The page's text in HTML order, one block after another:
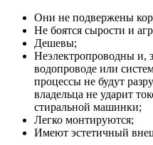
Они не подвержены
Не боятся сырости и
Дешевы;
Неэлектропроводны и,
водопроводе или
процессы не будут
владельца не ударит
стиральной машинки;
Легко монтируются;
Имеют эстетичный